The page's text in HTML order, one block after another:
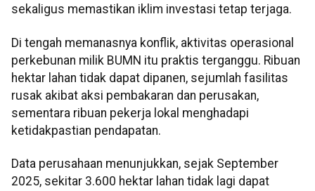
sekaligus memastikan iklim investasi tetap terjaga.
Di tengah memanasnya konflik, aktivitas operasional
perkebunan milik BUMN itu praktis terganggu. Ribuan
hektar lahan tidak dapat dipanen, sejumlah fasilitas
rusak akibat aksi pembakaran dan perusakan,
sementara ribuan pekerja lokal menghadapi
ketidakpastian pendapatan.
Data perusahaan menunjukkan, sejak September
2025, sekitar 3.600 hektar lahan tidak lagi dapat